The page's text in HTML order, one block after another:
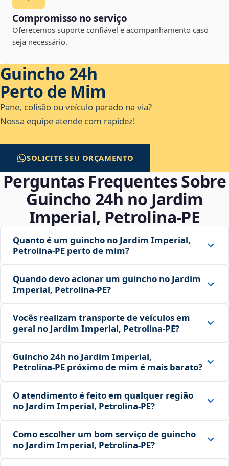
Compromisso no serviço
Oferecemos suporte confiável e acompanhamento caso
seja necessário.
Guincho 24h
Perto de Mim
Pane, colisão ou veículo parado na via?
Nossa equipe atende com rapidez!
SOLICITE SEU ORÇAMENTO
Perguntas Frequentes Sobre
Guincho 24h no Jardim
Imperial, Petrolina‑PE
Quanto é um guincho no Jardim Imperial,
Petrolina‑PE perto de mim?
Quando devo acionar um guincho no Jardim
Imperial, Petrolina‑PE?
Vocês realizam transporte de veículos em
geral no Jardim Imperial, Petrolina‑PE?
Guincho 24h no Jardim Imperial,
Petrolina‑PE próximo de mim é mais barato?
O atendimento é feito em qualquer região
no Jardim Imperial, Petrolina‑PE?
Como escolher um bom serviço de guincho
no Jardim Imperial, Petrolina‑PE?